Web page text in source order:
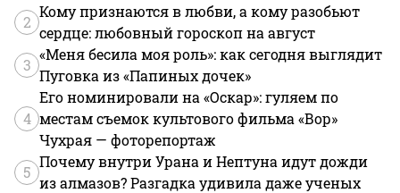
2
Кому признаются в любви, а кому разобьют
сердце: любовный гороскоп на август
3
«Меня бесила моя роль»: как сегодня выглядит
Пуговка из «Папиных дочек»
4
Его номинировали на «Оскар»: гуляем по
местам съемок культового фильма «Вор»
Чухрая — фоторепортаж
5
Почему внутри Урана и Нептуна идут дожди
из алмазов? Разгадка удивила даже ученых